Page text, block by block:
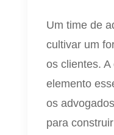
Um time de
cultivar um
os clientes.
elemento
os
para